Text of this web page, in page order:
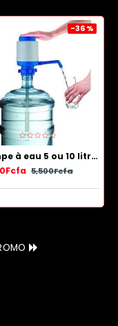
-36 %
Pompe à eau 5 ou 10 litres - Bleu Blanc
5,500Fcfa